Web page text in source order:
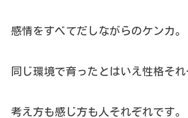
感情をすべてだしながらのケンカ。
同じ環境で育ったとはいえ性格それ
考え方も感じ方も人それぞれです。